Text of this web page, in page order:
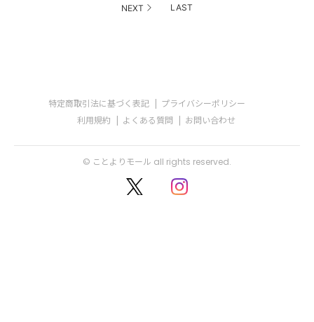
NEXT LAST
特定商取引法に基づく表記
プライバシーポリシー
利用規約
よくある質問 お問い合わせ
© ことよりモール all rights reserved.